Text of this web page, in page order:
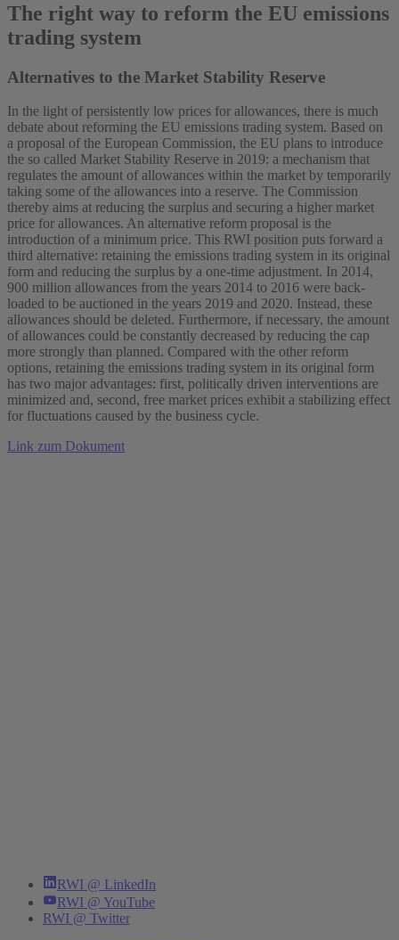
The right way to reform the EU emissions
trading system
Alternatives to the Market Stability Reserve
In the light of persistently low prices for allowances, there is much
debate about reforming the EU emissions trading system. Based on
a proposal of the European Commission, the EU plans to introduce
the so called Market Stability Reserve in 2019: a mechanism that
regulates the amount of allowances within the market by temporarily
taking some of the allowances into a reserve. The Commission
thereby aims at reducing the surplus and securing a higher market
price for allowances. An alternative reform proposal is the
introduction of a minimum price. This RWI position puts forward a
third alternative: retaining the emissions trading system in its original
form and reducing the surplus by a one-time adjustment. In 2014,
900 million allowances from the years 2014 to 2016 were back-
loaded to be auctioned in the years 2019 and 2020. Instead, these
allowances should be deleted. Furthermore, if necessary, the amount
of allowances could be constantly decreased by reducing the cap
more strongly than planned. Compared with the other reform
options, retaining the emissions trading system in its original form
has two major advantages: first, politically driven interventions are
minimized and, second, free market prices exhibit a stabilizing effect
for fluctuations caused by the business cycle.
Link zum Dokument
RWI @ LinkedIn
RWI @ YouTube
RWI @ Twitter